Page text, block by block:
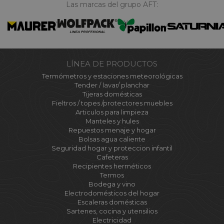
Las marcas del grupo AFT:
LÍNEA DE PRODUCTOS
Termómetros y estaciones meteorológicas
Tender / lavar/ planchar
Tijeras domésticas
Fieltros / topes /protectores muebles
Articulos para limpieza
Manteles y hules
Repuestos menaje y hogar
Bolsas agua caliente
Seguridad hogar y proteccion infantil
Cafeteras
Recipientes herméticos
Termos
Bodega y vino
Electrodomésticos del hogar
Escaleras domésticas
Sartenes, cocina y utensilios
Electricidad